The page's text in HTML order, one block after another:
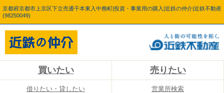
京都府京都市上京区下立売通千本東入中務町|投資・事業用の購入|近鉄の仲介|近鉄不動産
(98250049)
買いたい 売りたい
借りたい・貸したい 営業所検索